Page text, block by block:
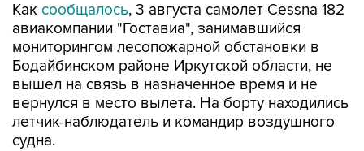
Как сообщалось, 3 августа самолет Cessna 182
авиакомпании "Гоставиа", занимавшийся
мониторингом лесопожарной обстановки в
Бодайбинском районе Иркутской области, не
вышел на связь в назначенное время и не
вернулся в место вылета. На борту находились
летчик-наблюдатель и командир воздушного
судна.